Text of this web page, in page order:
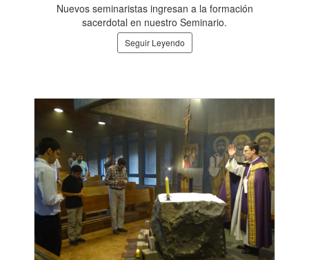
Nuevos seminaristas ingresan a la formación
sacerdotal en nuestro Seminario.
Seguir Leyendo